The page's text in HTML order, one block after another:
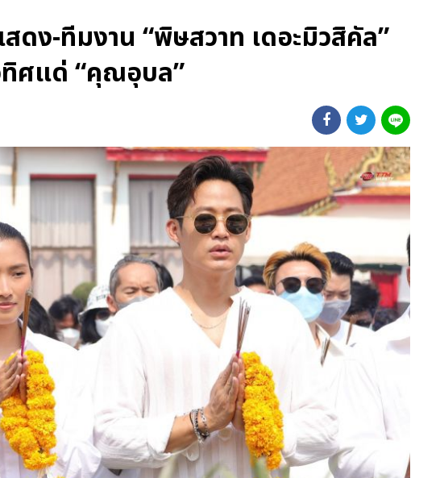
ดง-ทีมงาน “พิษสวาท เดอะมิวสิคัล”
ศแด่ “คุณอุบล”